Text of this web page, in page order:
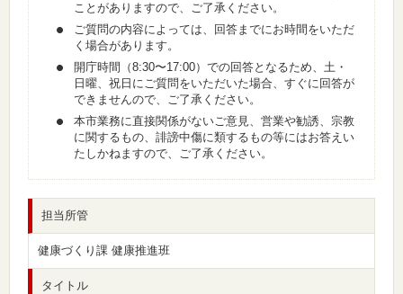
ことがありますので、ご了承ください。
ご質問の内容によっては、回答までにお時間をいただ
く場合があります。
開庁時間（8:30〜17:00）での回答となるため、土・
日曜、祝日にご質問をいただいた場合、すぐに回答が
できませんので、ご了承ください。
本市業務に直接関係がないご意見、営業や勧誘、宗教
に関するもの、誹謗中傷に類するもの等にはお答えい
たしかねますので、ご了承ください。
担当所管
健康づくり課 健康推進班
タイトル